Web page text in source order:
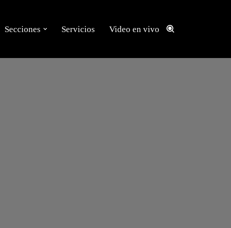
Secciones Servicios Video en vivo